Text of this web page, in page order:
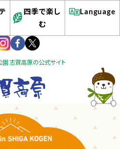
園 志賀高原の公式サイト
四季で楽し
む
Language